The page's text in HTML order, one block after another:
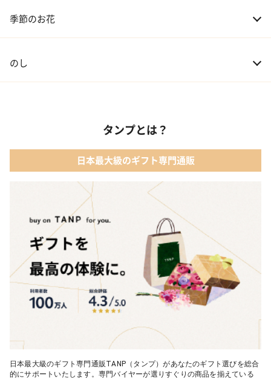
季節のお花
のし
タンプとは？
日本最大級のギフト専門通販
日本最大級のギフト専門通販TANP（タンプ）があなたのギフト選びを総合
的にサポートいたします。専門バイヤーが選りすぐりの商品を揃えている